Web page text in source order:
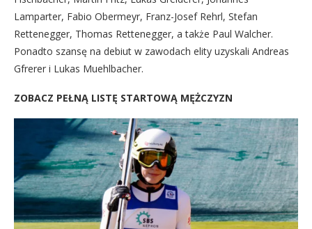
Lamparter, Fabio Obermeyr, Franz-Josef Rehrl, Stefan
Rettenegger, Thomas Rettenegger, a także Paul Walcher.
Ponadto szansę na debiut w zawodach elity uzyskali Andreas
Gfrerer i Lukas Muehlbacher.
ZOBACZ PEŁNĄ LISTĘ STARTOWĄ MĘŻCZYZN